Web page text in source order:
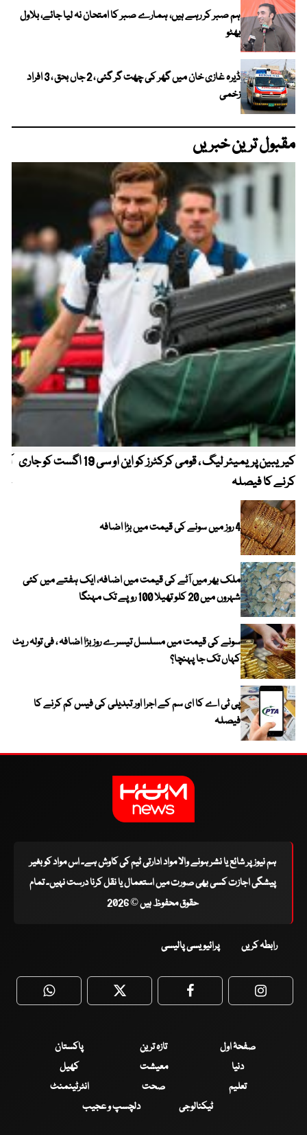
ہم صبر کر رہے ہیں، ہمارے صبر کا امتحان نہ لیا جائے، بلاول
بھٹو
ڈیرہ غازی خان میں گھر کی چھت گر گئی ، 2 جاں بحق ، 3 افراد
زخمی
مقبول ترین خبریں
کیریبین پریمیئر لیگ ، قومی کرکٹرز کو این او سی 19 اگست کو جاری
کرنے کا فیصلہ
4 روز میں سونے کی قیمت میں بڑا اضافہ
ملک بھر میں آٹے کی قیمت میں اضافہ، ایک ہفتے میں کئی
شہروں میں 20 کلو تھیلا 100 روپے تک مہنگا
سونے کی قیمت میں مسلسل تیسرے روز بڑا اضافہ ، فی تولہ ریٹ
کہاں تک جا پہنچا؟
پی ٹی اے کا ای سم کے اجرا اور تبدیلی کی فیس کم کرنے کا
فیصلہ
ہم نیوز پر شائع یا نشر ہونے والا مواد ادارتی ٹیم کی کاوش ہے۔ اس مواد کو بغیر
پیشگی اجازت کسی بھی صورت میں استعمال یا نقل کرنا درست نہیں۔ تمام
حقوق محفوظ ہیں © 2026
رابطہ کریں پرائیویسی پالیسی
WhatsApp Twitter Facebook
صفحۂ اول تازہ ترین
پاکستان
دنیا
معیشت
کھیل
تعلیم
صحت
انٹرٹینمنٹ
ٹیکنالوجی
دلچسپ و عجیب